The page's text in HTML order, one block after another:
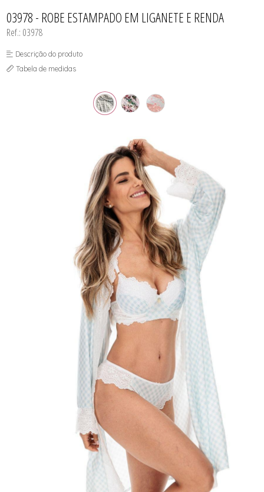
CONJUNTO
CONJUNTO BIQUÍNI
ROBE
TOP
03978 - ROBE ESTAMPADO EM LIGANETE E RENDA
Ref.: 03978
Descrição do produto
Tabela de medidas